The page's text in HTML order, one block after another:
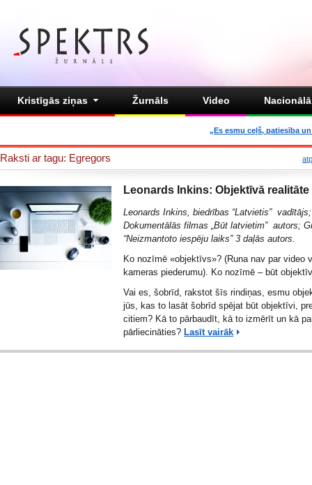
Kristīgās ziņas Žurnāls Video
„Es esmu ceļš, patiesība
Raksti ar tagu: Egregors
Leonards Inkins: Objektīvā realitāte
Leonards Inkins, biedrības “Latvietis”vadītājs;
Dokumentālās filmas „Būt latvietim”autors;
“Neizmantoto iespēju laiks” 3 daļās autors.
Ko nozīmē «objektīvs»? (Runa nav par video
kameras piederumu). Ko nozīmē – būt
Vai es, šobrīd, rakstot šīs rindiņas, esmu
jūs, kas to lasāt šobrīd spējat būt objektīvi,
citiem? Kā to pārbaudīt, kā to izmērīt un kā
pārliecināties? Lasīt vairāk